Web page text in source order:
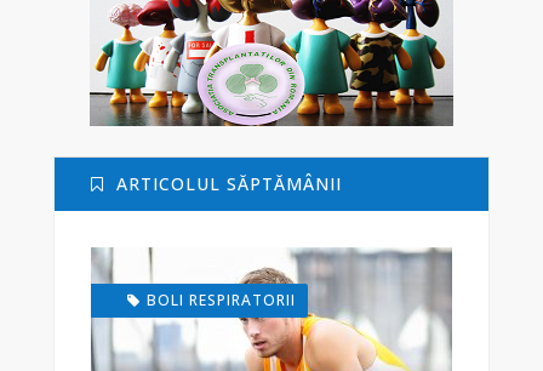
ARTICOLUL SĂPTĂMÂNII
BOLI RESPIRATORII